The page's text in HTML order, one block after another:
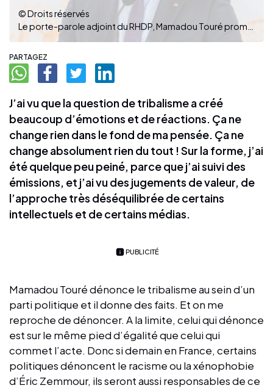
© Droits réservés
Le porte-parole adjoint du RHDP, Mamadou Touré promet de combattre les tribalistes jusque dans leur dernier retranchement
PARTAGEZ
J’ai vu que la question de tribalisme a créé
beaucoup d’émotions et de réactions. Ça ne
change rien dans le fond de ma pensée. Ça ne
change absolument rien du tout ! Sur la forme, j’ai
été quelque peu peiné, parce que j’ai suivi des
émissions, et j’ai vu des jugements de valeur, de
l’approche très déséquilibrée de certains
intellectuels et de certains médias.
PUBLICITÉ
Mamadou Touré dénonce le tribalisme au sein d’un
parti politique et il donne des faits. Et on me
reproche de dénoncer. A la limite, celui qui dénonce
est sur le même pied d’égalité que celui qui
commet l’acte. Donc si demain en France, certains
politiques dénoncent le racisme ou la xénophobie
d’Éric Zemmour, ils seront aussi responsables de ce